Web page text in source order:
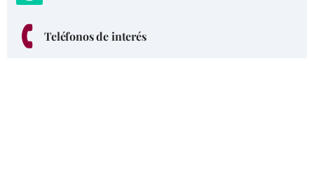
Teléfonos de interés